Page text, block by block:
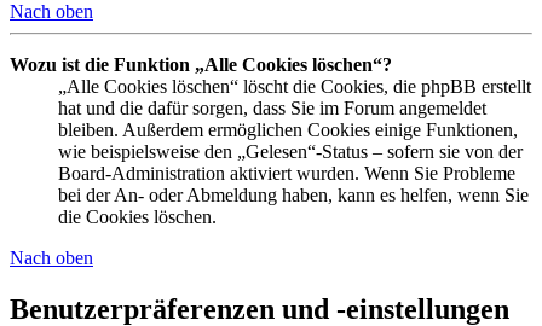
Nach oben
Wozu ist die Funktion „Alle Cookies löschen“?
„Alle Cookies löschen“ löscht die Cookies, die phpBB erstellt
hat und die dafür sorgen, dass Sie im Forum angemeldet
bleiben. Außerdem ermöglichen Cookies einige Funktionen,
wie beispielsweise den „Gelesen“-Status – sofern sie von der
Board-Administration aktiviert wurden. Wenn Sie Probleme
bei der An- oder Abmeldung haben, kann es helfen, wenn Sie
die Cookies löschen.
Nach oben
Benutzerpräferenzen und -einstellungen